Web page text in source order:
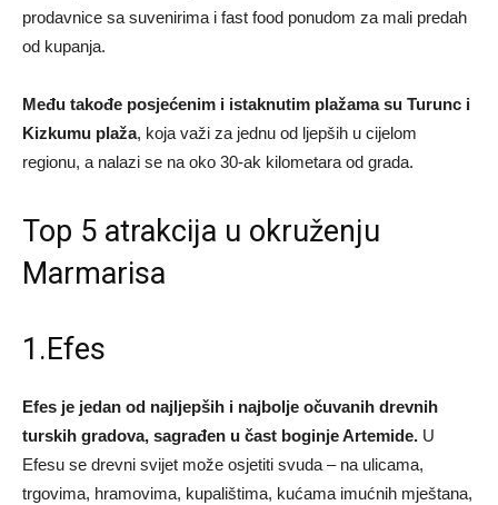
prodavnice sa suvenirima i fast food ponudom za mali predah
od kupanja.
Među takođe posjećenim i istaknutim plažama su Turunc i
Kizkumu plaža, koja važi za jednu od ljepših u cijelom
regionu, a nalazi se na oko 30-ak kilometara od grada.
Top 5 atrakcija u okruženju
Marmarisa
1.Efes
Efes je jedan od najljepših i najbolje očuvanih drevnih
turskih gradova, sagrađen u čast boginje Artemide. U
Efesu se drevni svijet može osjetiti svuda – na ulicama,
trgovima, hramovima, kupalištima, kućama imućnih mještana,